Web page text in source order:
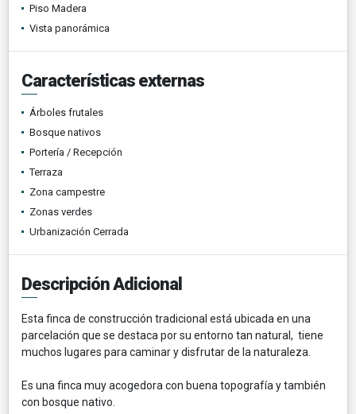
Piso Madera
Vista panorámica
Características externas
Árboles frutales
Bosque nativos
Portería / Recepción
Terraza
Zona campestre
Zonas verdes
Urbanización Cerrada
Descripción Adicional
Esta finca de construcción tradicional está ubicada en una
parcelación que se destaca por su entorno tan natural, tiene
muchos lugares para caminar y disfrutar de la naturaleza.
Es una finca muy acogedora con buena topografía y también
con bosque nativo.